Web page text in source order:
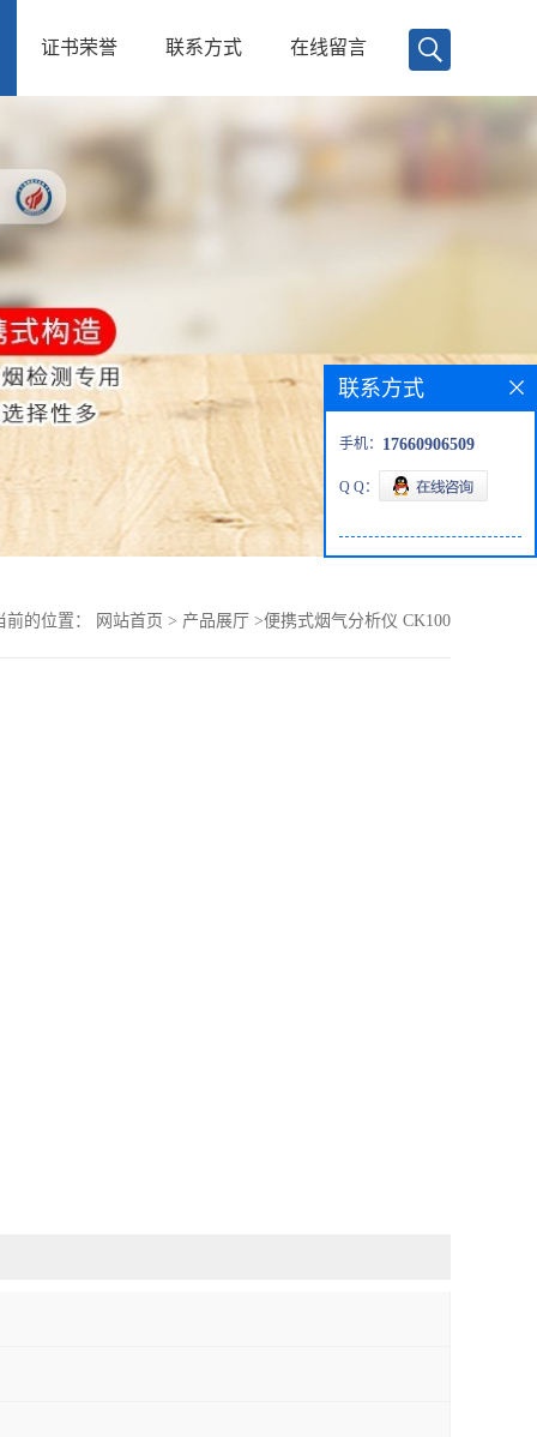
证书荣誉 联系方式 在线留言
前的位置： 网站首页 > 产品展厅 >便携式烟气分析仪 CK100
联系方式
手机： 17660906509
Q Q：